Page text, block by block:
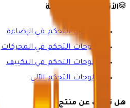
الأنظمة المتخصصة
لوحات التحكم في الإضاءة
لوحات التحكم في المحركات
لوحات التحكم في التكييف
لوحات التحكم الآلي
هل تبحث عن منتج؟